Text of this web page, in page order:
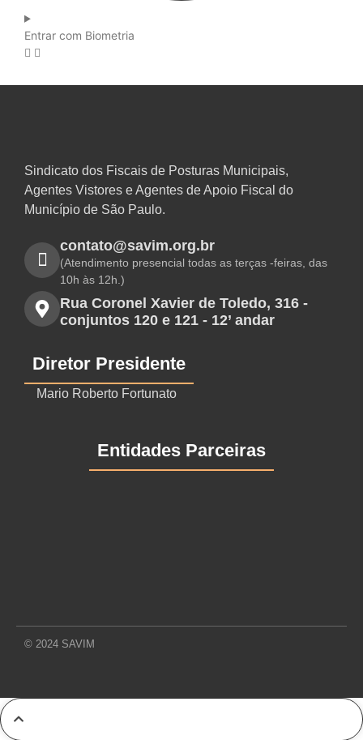
Entrar com Biometria
Sindicato dos Fiscais de Posturas Municipais,
Agentes Vistores e Agentes de Apoio Fiscal do
Município de São Paulo.
contato@savim.org.br
(Atendimento presencial todas as terças -feiras, das
10h às 12h.)
Rua Coronel Xavier de Toledo, 316 -
conjuntos 120 e 121 - 12’ andar
Diretor Presidente
Mario Roberto Fortunato
Entidades Parceiras
© 2024 SAVIM